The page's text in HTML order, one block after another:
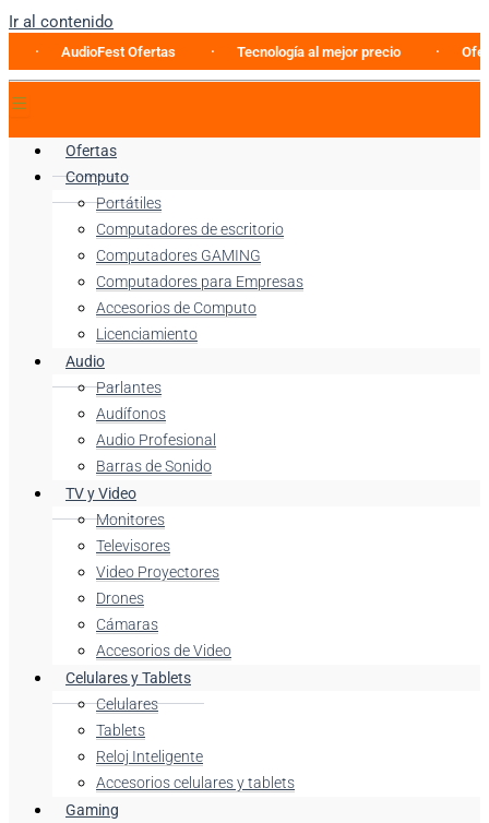
Ir al contenido
Ofertas Tecnología al mejor precio Oferta
Ofertas
Computo
Portátiles
Computadores de escritorio
Computadores GAMING
Computadores para Empresas
Accesorios de Computo
Licenciamiento
Audio
Parlantes
Audífonos
Audio Profesional
Barras de Sonido
TV y Video
Monitores
Televisores
Video Proyectores
Drones
Cámaras
Accesorios de Video
Celulares y Tablets
Celulares
Tablets
Reloj Inteligente
Accesorios celulares y tablets
Gaming